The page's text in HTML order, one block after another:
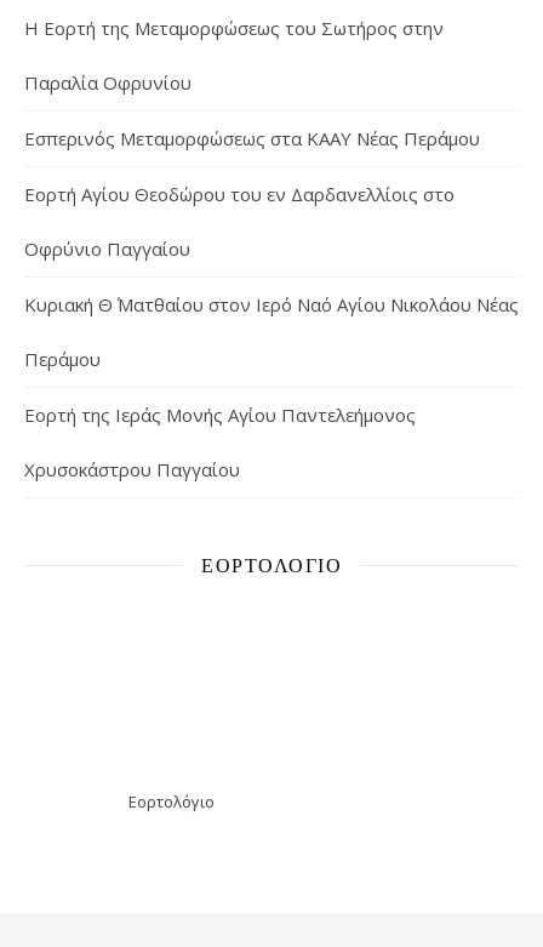
Η Εορτή της Μεταμορφώσεως του Σωτήρος στην
Παραλία Οφρυνίου
Εσπερινός Μεταμορφώσεως στα ΚΑΑΥ Νέας Περάμου
Εορτή Αγίου Θεοδώρου του εν Δαρδανελλίοις στο
Οφρύνιο Παγγαίου
Κυριακή Θ΄ Ματθαίου στον Ιερό Ναό Αγίου Νικολάου Νέας
Περάμου
Εορτή της Ιεράς Μονής Αγίου Παντελεήμονος
Χρυσοκάστρου Παγγαίου
ΕΟΡΤΟΛΌΓΙΟ
Εορτολόγιο